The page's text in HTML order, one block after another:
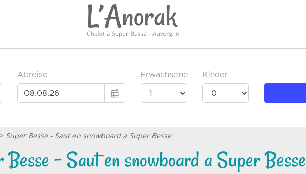
Super Besse - Saut en snowboard a Super Besse
Besse - Saut en snowboard a Super Besse